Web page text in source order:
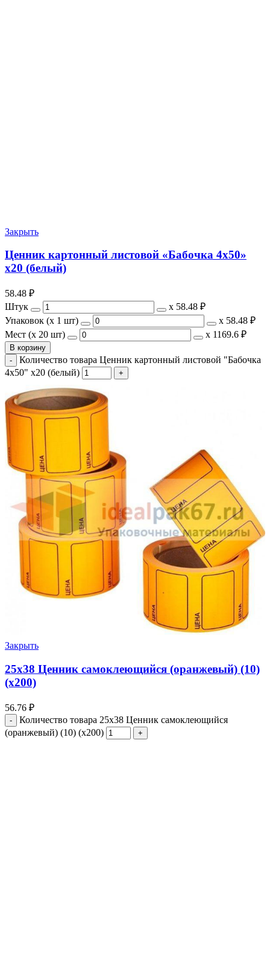
Закрыть
Ценник картонный листовой «Бабочка 4х50»
х20 (белый)
58.48 ₽
Штук
х 58.48 ₽
Упаковок (x 1 шт)
х 58.48 ₽
Мест (x 20 шт)
х 1169.6 ₽
В корзину
Количество товара Ценник картонный листовой "Бабочка
4х50" х20 (белый)
Закрыть
25х38 Ценник самоклеющийся (оранжевый) (10)
(х200)
56.76 ₽
Количество товара 25х38 Ценник самоклеющийся
(оранжевый) (10) (х200)